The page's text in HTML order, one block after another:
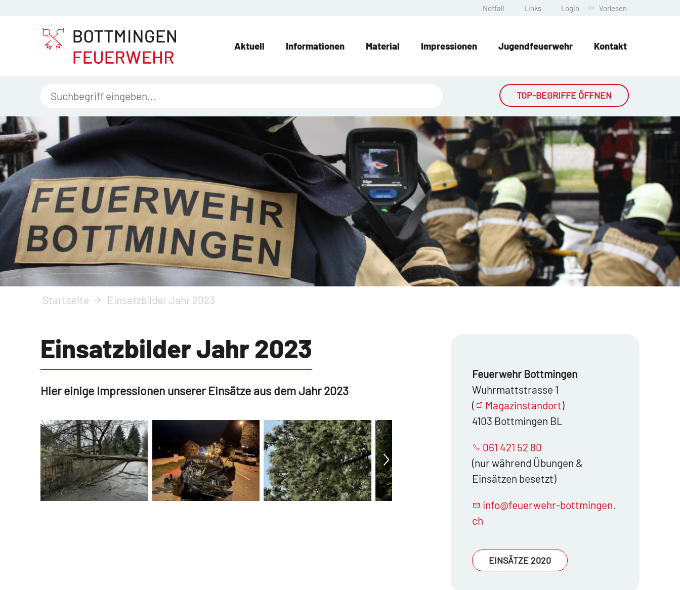
Notfall Links Login Vorlesen
Aktuell Informationen Material Impressionen Jugendfeuerwehr Kontakt
TOP-BEGRIFFE ÖFFNEN
Startseite Einsatzbilder Jahr 2023
Einsatzbilder Jahr 2023
Hier einige Impressionen unserer Einsätze aus dem Jahr 2023
Feuerwehr Bottmingen
Wuhrmattstrasse 1
(
Magazinstandort)
4103 Bottmingen BL
061 421 52 80
(nur während Übungen &
Einsätzen besetzt)
nf f rw hr-b ttm ng n
ch
EINSÄTZE 2020